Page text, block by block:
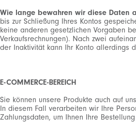
MELDEN SIE SICH
UNSEREN
Wie lange bewahren wir diese Daten
bis zur Schließung Ihres Kontos
keine anderen gesetzlichen Vorgaben
Verkaufsrechnungen). Nach zwei
der Inaktivität kann Ihr Konto allerdings
E-COMMERCE-BEREICH
Sie können unsere Produkte auch auf
In diesem Fall verarbeiten wir Ihre
Zahlungsdaten, um Ihnen Ihre Bestellung